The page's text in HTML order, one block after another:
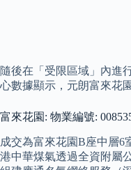
隨後在「受限區域」內進
心數據顯示，元朗富來花
富來花園: 物業編號:
成交為富來花園B座中層6
港中華煤氣透過全資附屬